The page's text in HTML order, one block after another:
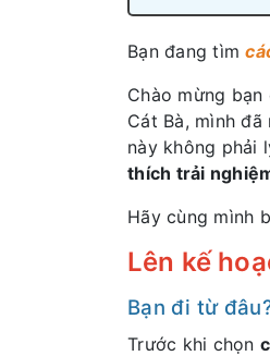
Bạn đang tìm
Chào mừng
Cát Bà, mình
này không phải
thích trải
Hãy cùng mình
Lên kế
Bạn đi từ
Trước khi chọn